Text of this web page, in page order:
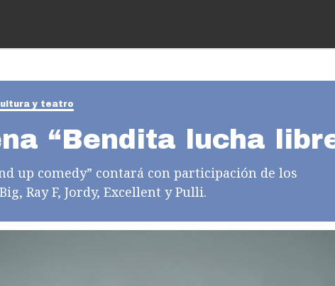
y teatro
“Bendita lucha
up comedy” contará con participación de los
Ray F, Jordy, Excellent y Pulli.